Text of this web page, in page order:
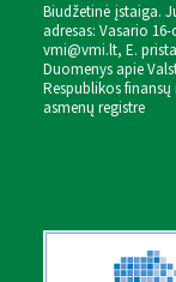
Biudžetinė įstaiga.
adresas: Vasario
vmi@vmi.lt, E.
Duomenys apie
Respublikos
asmenų registre